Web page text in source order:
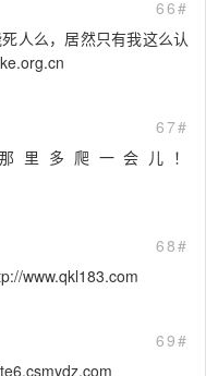
66#
人么，居然只有我这么认
67#
里多爬一会儿！
68#
www.qkl183.com
69#